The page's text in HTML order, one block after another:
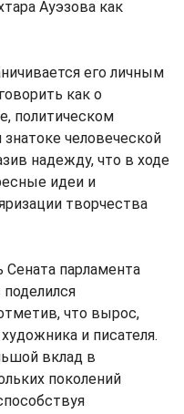
Ауэзова как
его личным
как о
политическом
человеческой
надежду, что в ходе
идеи и
творчества
парламента
что вырос,
и писателя.
вклад в
поколений